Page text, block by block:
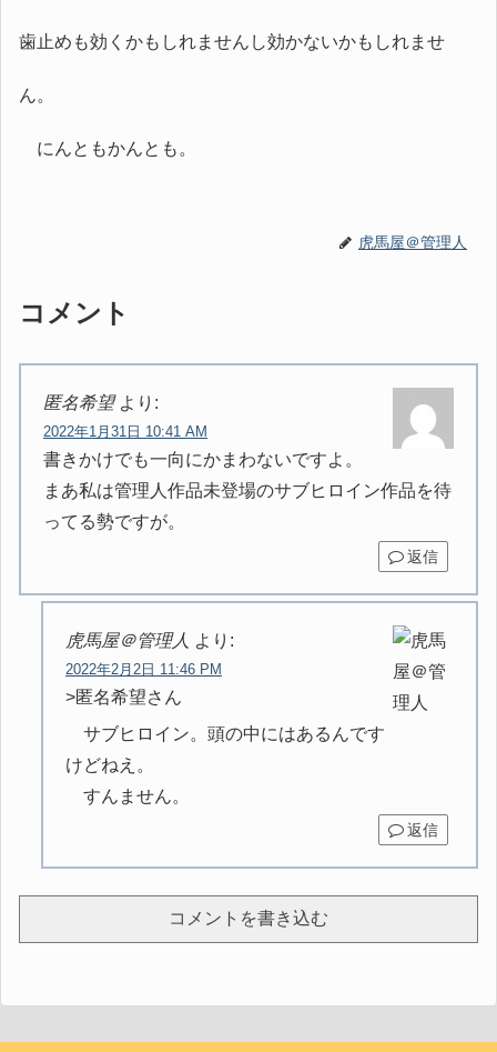
歯止めも効くかもしれませんし効かないかもしれませ
ん。
にんともかんとも。
虎馬屋＠管理人
コメント
匿名希望 より:
2022年1月31日 10:41 AM
書きかけでも一向にかまわないですよ。
まあ私は管理人作品未登場のサブヒロイン作品を待
ってる勢ですが。
返信
虎馬屋＠管理人 より:
2022年2月2日 11:46 PM
>匿名希望さん
サブヒロイン。頭の中にはあるんです
けどねえ。
すんません。
返信
コメントを書き込む